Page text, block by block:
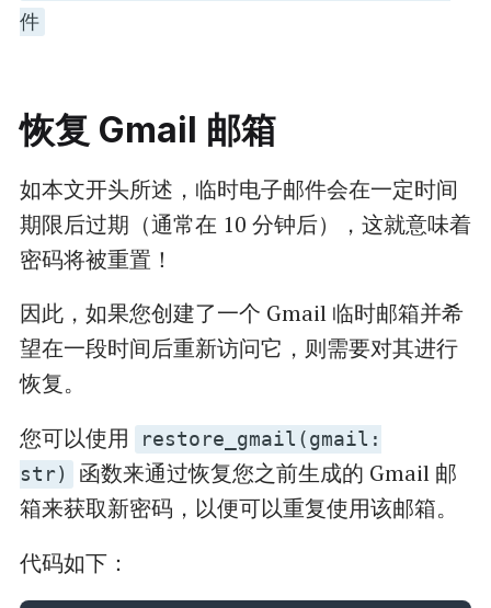
件
恢复 Gmail 邮箱
如本文开头所述，临时电子邮件会在一定时间
期限后过期（通常在 10 分钟后），这就意味着
密码将被重置！
因此，如果您创建了一个 Gmail 临时邮箱并希
望在一段时间后重新访问它，则需要对其进行
恢复。
您可以使用
restore_gmail(gmail:
str)
函数来通过恢复您之前生成的 Gmail 邮
箱来获取新密码，以便可以重复使用该邮箱。
代码如下：